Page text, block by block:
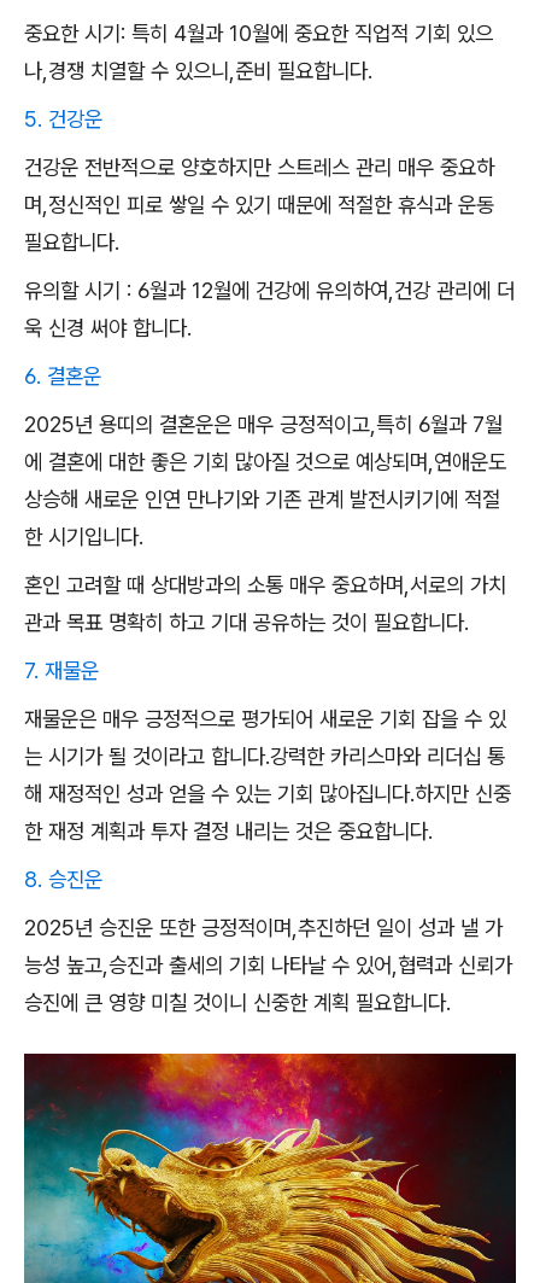
중요한 시기: 특히 4월과 10월에 중요한 직업적 기회 있으
나,경쟁 치열할 수 있으니,준비 필요합니다.
5. 건강운
건강운 전반적으로 양호하지만 스트레스 관리 매우 중요하
며,정신적인 피로 쌓일 수 있기 때문에 적절한 휴식과 운동
필요합니다.
유의할 시기 : 6월과 12월에 건강에 유의하여,건강 관리에 더
욱 신경 써야 합니다.
6. 결혼운
2025년 용띠의 결혼운은 매우 긍정적이고,특히 6월과 7월
에 결혼에 대한 좋은 기회 많아질 것으로 예상되며,연애운도
상승해 새로운 인연 만나기와 기존 관계 발전시키기에 적절
한 시기입니다.
혼인 고려할 때 상대방과의 소통 매우 중요하며,서로의 가치
관과 목표 명확히 하고 기대 공유하는 것이 필요합니다.
7. 재물운
재물운은 매우 긍정적으로 평가되어 새로운 기회 잡을 수 있
는 시기가 될 것이라고 합니다.강력한 카리스마와 리더십 통
해 재정적인 성과 얻을 수 있는 기회 많아집니다.하지만 신중
한 재정 계획과 투자 결정 내리는 것은 중요합니다.
8. 승진운
2025년 승진운 또한 긍정적이며,추진하던 일이 성과 낼 가
능성 높고,승진과 출세의 기회 나타날 수 있어,협력과 신뢰가
승진에 큰 영향 미칠 것이니 신중한 계획 필요합니다.